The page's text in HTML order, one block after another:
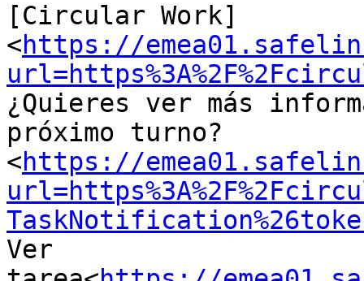
[Circular Work]
<https://
¿Quieres ver más
próximo turno?
<https://
Ver